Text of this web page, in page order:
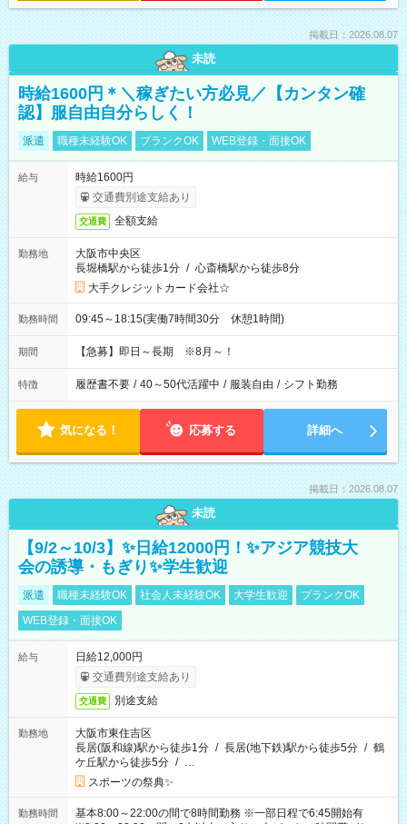
掲載日：2026.08.07
未読
時給1600円＊＼稼ぎたい方必見／【カンタン確
認】服自由自分らしく！
派遣 職種未経験OK ブランクOK WEB登録・面接OK
給与
時給1600円
交通費別途支給あり
交通費 全額支給
勤務地
大阪市中央区
長堀橋駅から徒歩1分 / 心斎橋駅から徒歩8分
大手クレジットカード会社☆
勤務時間 09:45～18:15(実働7時間30分 休憩1時間)
期間 【急募】即日～長期 ※8月～！
特徴 履歴書不要 / 40～50代活躍中 / 服装自由 / シフト勤務
気になる！ 応募する 詳細へ
掲載日：2026.08.07
未読
【9/2～10/3】✨日給12000円！✨アジア競技大
会の誘導・もぎり✨学生歓迎
派遣 職種未経験OK 社会人未経験OK 大学生歓迎
ブランクOK
WEB登録・面接OK
給与
日給12,000円
交通費別途支給あり
交通費 別途支給
勤務地
大阪市東住吉区
長居(阪和線)駅から徒歩1分 / 長居(地下鉄)駅から徒歩5分 / 鶴
ケ丘駅から徒歩5分 / …
スポーツの祭典✨
勤務時間
基本8:00～22:00の間で8時間勤務 ※一部日程で6:45開始有